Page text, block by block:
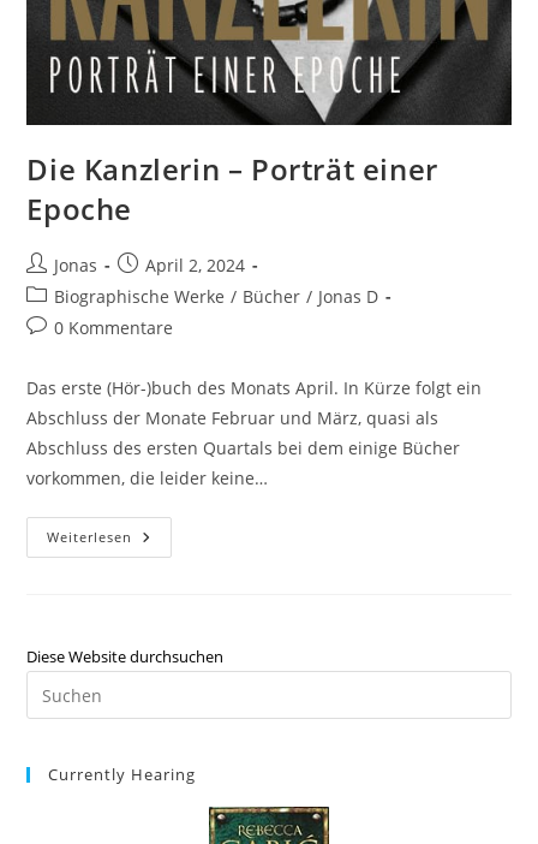
Die Kanzlerin – Porträt einer
Epoche
Jonas
April 2, 2024
Biographische Werke / Bücher / Jonas D
0 Kommentare
Das erste (Hör-)buch des Monats April. In Kürze folgt ein
Abschluss der Monate Februar und März, quasi als
Abschluss des ersten Quartals bei dem einige Bücher
vorkommen, die leider keine…
Weiterlesen
Diese Website durchsuchen
Currently Hearing